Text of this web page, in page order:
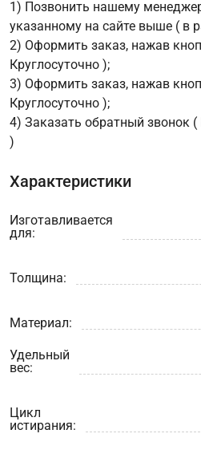
1) Позвонить нашему
указанному на сайте выше ( в
2) Оформить заказ, нажав
Круглосуточно );
3) Оформить заказ, нажав
Круглосуточно );
4) Заказать обратный звонок
)
Характеристики
Изготавливается
для:
Толщина:
Материал:
Удельный
вес:
Цикл
истирания: